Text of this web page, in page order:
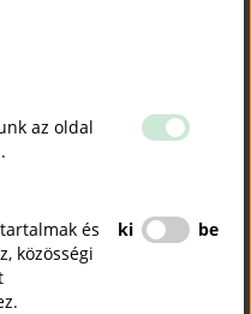
Industrial
and Services
Zrt.).
az oldal
és
közösségi
ki be